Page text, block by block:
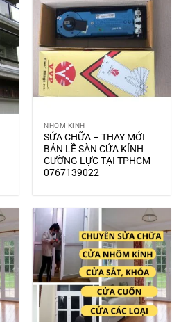
NHÔM KÍNH
SỬA CHỮA – THAY MỚI
BẢN LỀ SÀN CỬA KÍNH
CƯỜNG LỰC TẠI TPHCM
0767139022